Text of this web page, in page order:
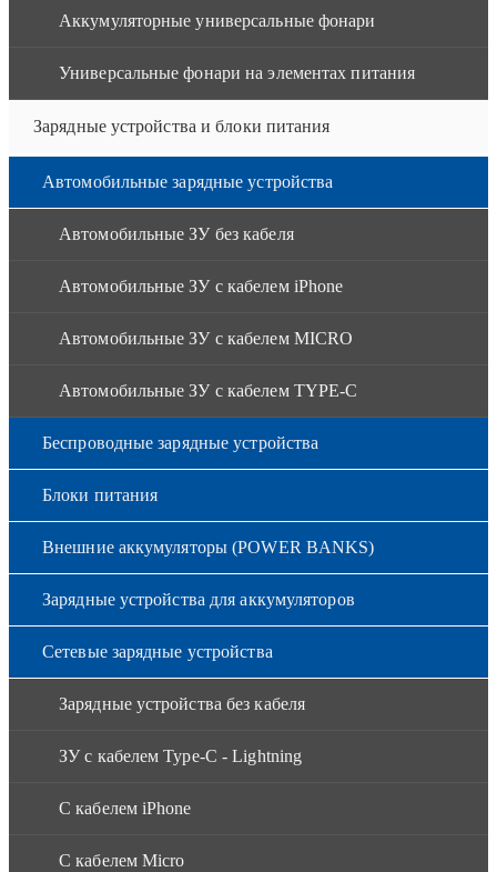
Аккумуляторные универсальные фонари
Универсальные фонари на элементах питания
Зарядные устройства и блоки питания
Автомобильные зарядные устройства
Автомобильные ЗУ без кабеля
Автомобильные ЗУ с кабелем iPhone
Автомобильные ЗУ с кабелем MICRO
Автомобильные ЗУ с кабелем TYPE-C
Беспроводные зарядные устройства
Блоки питания
Внешние аккумуляторы (POWER BANKS)
Зарядные устройства для аккумуляторов
Сетевые зарядные устройства
Зарядные устройства без кабеля
ЗУ с кабелем Type-C - Lightning
С кабелем iPhone
С кабелем Micro